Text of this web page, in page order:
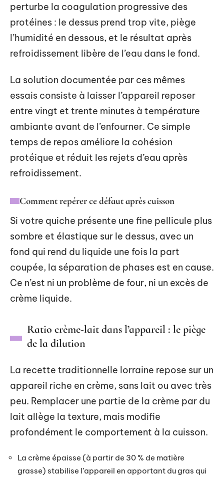
perturbe la coagulation progressive des
protéines : le dessus prend trop vite, piège
l’humidité en dessous, et le résultat après
refroidissement libère de l’eau dans le fond.
La solution documentée par ces mêmes
essais consiste à laisser l’appareil reposer
entre vingt et trente minutes à température
ambiante avant de l’enfourner. Ce simple
temps de repos améliore la cohésion
protéique et réduit les rejets d’eau après
refroidissement.
Comment repérer ce défaut après cuisson
Si votre quiche présente une fine pellicule plus
sombre et élastique sur le dessus, avec un
fond qui rend du liquide une fois la part
coupée, la séparation de phases est en cause.
Ce n’est ni un problème de four, ni un excès de
crème liquide.
Ratio crème-lait dans l’appareil : le piège
de la dilution
La recette traditionnelle lorraine repose sur un
appareil riche en crème, sans lait ou avec très
peu. Remplacer une partie de la crème par du
lait allège la texture, mais modifie
profondément le comportement à la cuisson.
La crème épaisse (à partir de 30 % de matière
grasse) stabilise l’appareil en apportant du gras qui